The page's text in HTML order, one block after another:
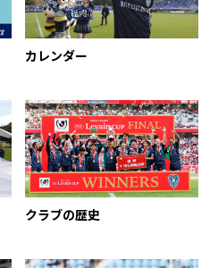
カレンダー
クラブの歴史